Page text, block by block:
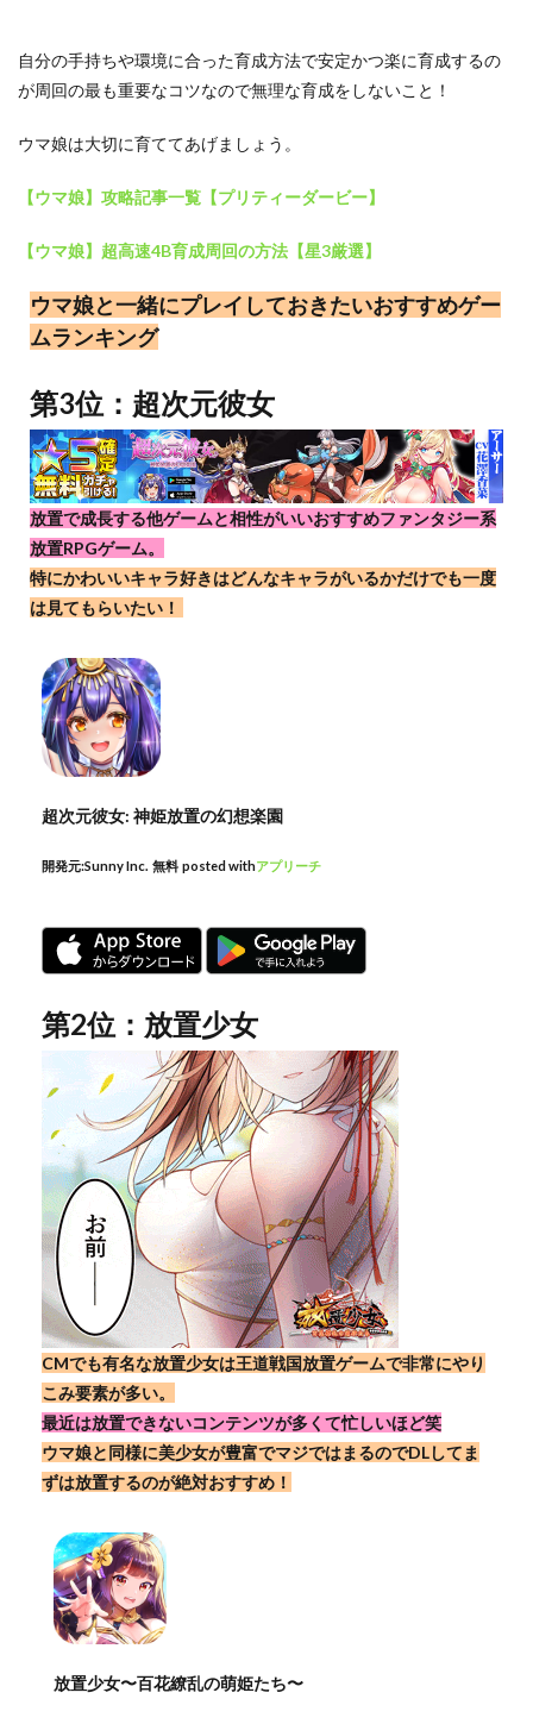
自分の手持ちや環境に合った育成方法で安定かつ楽に育成するの
が周回の最も重要なコツなので無理な育成をしないこと！
ウマ娘は大切に育ててあげましょう。
【ウマ娘】攻略記事一覧【プリティーダービー】
【ウマ娘】超高速4B育成周回の方法【星3厳選】
ウマ娘と一緒にプレイしておきたいおすすめゲー
ムランキング
第3位：超次元彼女
放置で成長する他ゲームと相性がいいおすすめファンタジー系
放置RPGゲーム。
特にかわいいキャラ好きはどんなキャラがいるかだけでも一度
は見てもらいたい！
超次元彼女: 神姫放置の幻想楽園
開発元:Sunny Inc. 無料 posted withアプリーチ
第2位：放置少女
CMでも有名な放置少女は王道戦国放置ゲームで非常にやり
こみ要素が多い。
最近は放置できないコンテンツが多くて忙しいほど笑
ウマ娘と同様に美少女が豊富でマジではまるのでDLしてま
ずは放置するのが絶対おすすめ！
放置少女〜百花繚乱の萌姫たち〜